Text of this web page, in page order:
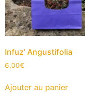
Infuz’ Angustifolia
6,00€
Ajouter au panier